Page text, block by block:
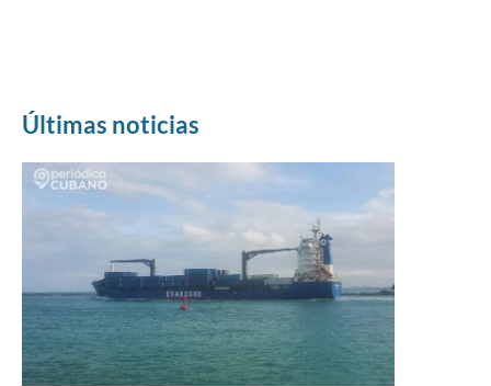
Últimas noticias